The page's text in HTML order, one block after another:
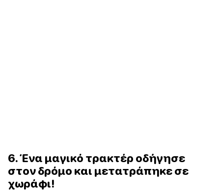
6. Ένα μαγικό τρακτέρ οδήγησε
στον δρόμο και μετατράπηκε σε
χωράφι!